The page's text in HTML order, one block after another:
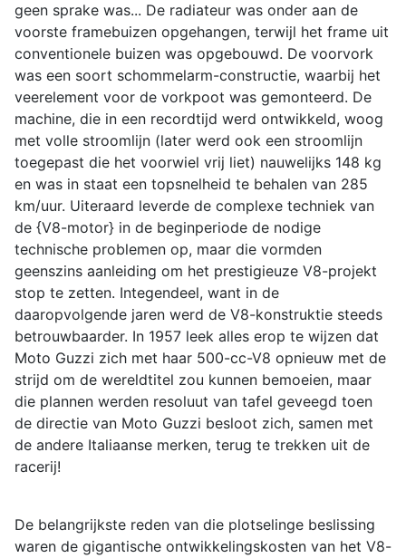
geen sprake was... De radiateur was onder aan de
voorste framebuizen opgehangen, terwijl het frame uit
conventionele buizen was opgebouwd. De voorvork
was een soort schommelarm-constructie, waarbij het
veerelement voor de vorkpoot was gemonteerd. De
machine, die in een recordtijd werd ontwikkeld, woog
met volle stroomlijn (later werd ook een stroomlijn
toegepast die het voorwiel vrij liet) nauwelijks 148 kg
en was in staat een topsnelheid te behalen van 285
km/uur. Uiteraard leverde de complexe techniek van
de {V8-motor} in de beginperiode de nodige
technische problemen op, maar die vormden
geenszins aanleiding om het prestigieuze V8-projekt
stop te zetten. Integendeel, want in de
daaropvolgende jaren werd de V8-konstruktie steeds
betrouwbaarder. In 1957 leek alles erop te wijzen dat
Moto Guzzi zich met haar 500-cc-V8 opnieuw met de
strijd om de wereldtitel zou kunnen bemoeien, maar
die plannen werden resoluut van tafel geveegd toen
de directie van Moto Guzzi besloot zich, samen met
de andere Italiaanse merken, terug te trekken uit de
racerij!
De belangrijkste reden van die plotselinge beslissing
waren de gigantische ontwikkelingskosten van het V8-